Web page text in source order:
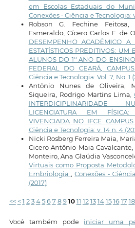
em Escolas Estaduais do
Conexões - Ciência e Tecnologia:
Robson G. Fechine
Esmeraldo, Cícero Carlos F. de
DESEMPENHO ACADÊMICO A
ESTATÍSTICOS PREDITIVOS: UM
ALUNOS DO 1º ANO DO
FEDERAL DO CEARÁ,
Ciência e Tecnologia: Vol. 7, No. 1
Antônio Nunes de Oliveira,
Siqueira, Rodrigo Martins Lima,
LICENCIATURA EM
VIVENCIADA NO IFCE
Ciência e Tecnologia: v. 14 n. 4
Nicki Rosberg Ferreira Maia,
Cicero Antônio Maia
Monteiro, Ana Glaúdia
Virtuais como Proposta
Embriologia
Conexões -
(2017)
<< < 1 2 3 4 5 6 7 8 9 10 11 12 13 14 15 16 17 18
Você também pode iniciar uma